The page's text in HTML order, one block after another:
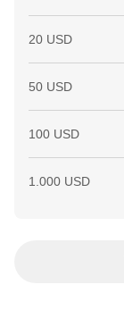
20 USD
50 USD
100 USD
1.000 USD